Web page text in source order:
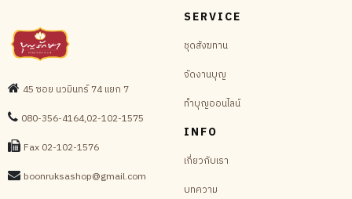
45 ซอย นวมินทร์ 74 แยก 7
080-356-4164,02-102-1575
Fax 02-102-1576
boonruksashop@gmail.com
SERVICE
ชุดสังฆทาน
จัดงานบุญ
ทำบุญออนไลน์
INFO
เกี่ยวกับเรา
บทความ